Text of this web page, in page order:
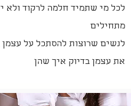
לכל מי שתמיד חלמה לרקוד ולא
מתחילים
לנשים שרוצות להסתכל על עצמן
את עצמן בדיוק איך שהן